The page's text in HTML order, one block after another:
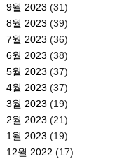
9월 2023 (31)
8월 2023 (39)
7월 2023 (36)
6월 2023 (38)
5월 2023 (37)
4월 2023 (37)
3월 2023 (19)
2월 2023 (21)
1월 2023 (19)
12월 2022 (17)